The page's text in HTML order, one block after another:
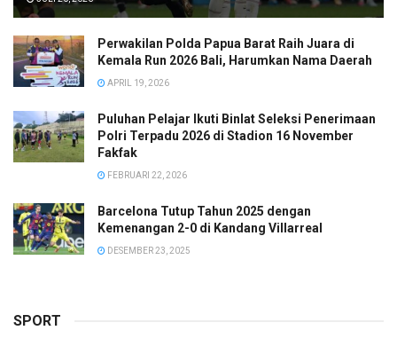
Perwakilan Polda Papua Barat Raih Juara di
Kemala Run 2026 Bali, Harumkan Nama Daerah
APRIL 19, 2026
Puluhan Pelajar Ikuti Binlat Seleksi Penerimaan
Polri Terpadu 2026 di Stadion 16 November
Fakfak
FEBRUARI 22, 2026
Barcelona Tutup Tahun 2025 dengan
Kemenangan 2-0 di Kandang Villarreal
DESEMBER 23, 2025
SPORT